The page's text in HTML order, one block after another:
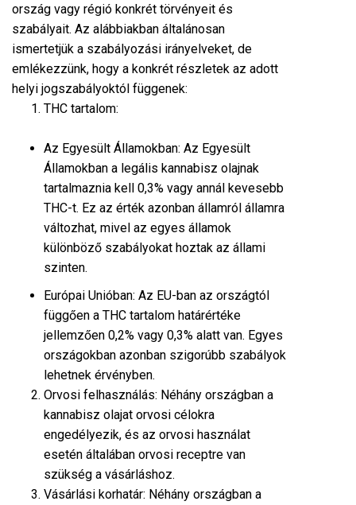
ország vagy régió konkrét törvényeit és
szabályait. Az alábbiakban általánosan
ismertetjük a szabályozási irányelveket, de
emlékezzünk, hogy a konkrét részletek az adott
helyi jogszabályoktól függenek:
THC tartalom:
Az Egyesült Államokban: Az Egyesült
Államokban a legális kannabisz olajnak
tartalmaznia kell 0,3% vagy annál kevesebb
THC-t. Ez az érték azonban államról államra
változhat, mivel az egyes államok
különböző szabályokat hoztak az állami
szinten.
Európai Unióban: Az EU-ban az országtól
függően a THC tartalom határértéke
jellemzően 0,2% vagy 0,3% alatt van. Egyes
országokban azonban szigorúbb szabályok
lehetnek érvényben.
Orvosi felhasználás: Néhány országban a
kannabisz olajat orvosi célokra
engedélyezik, és az orvosi használat
esetén általában orvosi receptre van
szükség a vásárláshoz.
Vásárlási korhatár: Néhány országban a